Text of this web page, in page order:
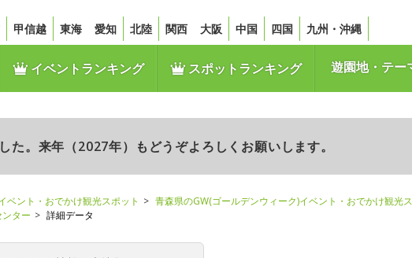
甲信越 東海 愛知 北陸 関西 大阪 中国 四国 九州・沖縄
イベントランキング スポットランキング 遊園地・テー
た。来年（2027年）もどうぞよろしくお願いします。
ベント・おでかけ観光スポット
青森県のGW(ゴールデンウィーク)イベント・おでかけ観光
ター 詳細データ